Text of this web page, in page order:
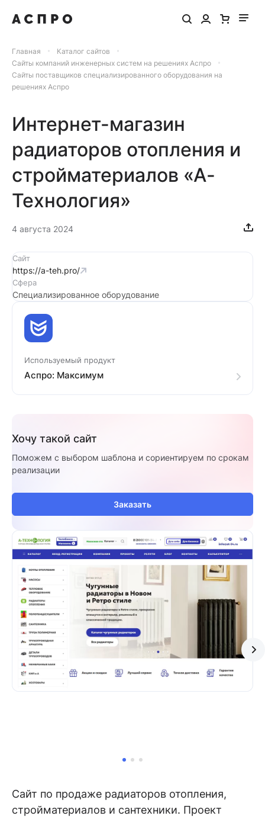
Главная
Каталог сайтов
Сайты компаний инженерных систем на решениях Аспро
Сайты поставщиков специализированного оборудования на
решениях Аспро
Интернет-магазин
радиаторов отопления и
стройматериалов «А-
Технология»
4 августа 2024
Сайт по продаже радиаторов отопления,
стройматериалов и сантехники. Проект
Сайт
https://a-teh.pro/
Сфера
Специализированное оборудование
Используемый продукт
Аспро: Максимум
Хочу такой сайт
Поможем с выбором шаблона и сориентируем по срокам
реализации
Заказать